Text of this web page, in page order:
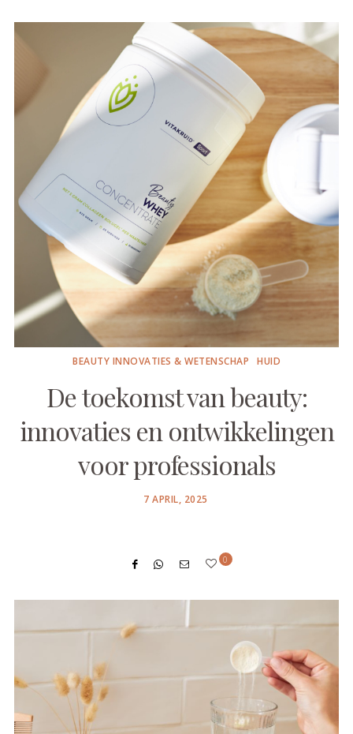
BEAUTY INNOVATIES & WETENSCHAP HUID
De toekomst van beauty:
innovaties en ontwikkelingen
voor professionals
POSTED
7 APRIL, 2025
0